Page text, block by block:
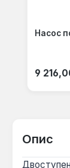
Насос
9
Опис